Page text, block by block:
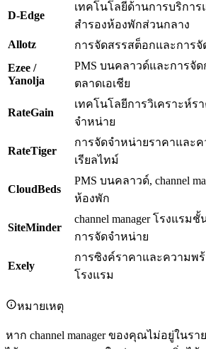
D-Edge
เทคโนโลยีด้านการบริกา
สำรองห้องพักส่วนกลาง
Allotz
การจัดสรรสต็อกและการจั
Ezee /
Yanolja
PMS บนคลาวด์และการจั
ตลาดเอเชีย
RateGain
เทคโนโลยีการวิเคราะห์ร
จำหน่าย
RateTiger
การจัดจำหน่ายราคาและ
เรียลไทม์
CloudBeds
PMS บนคลาวด์, channel
ห้องพัก
SiteMinder
channel manager โรงแร
การจัดจำหน่าย
Exely
การซิงค์ราคาและความพ
โรงแรม
หมายเหตุ
หาก channel manager ของคุณไม่อยู่ในร